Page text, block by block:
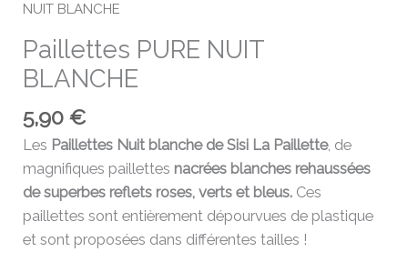
NUIT BLANCHE
Paillettes PURE NUIT
BLANCHE
5,90€
Les Paillettes Nuit blanche de Sisi La Paillette, de
magnifiques paillettes nacrées blanches rehaussées
de superbes reflets roses, verts et bleus. Ces
paillettes sont entièrement dépourvues de plastique
et sont proposées dans différentes tailles !